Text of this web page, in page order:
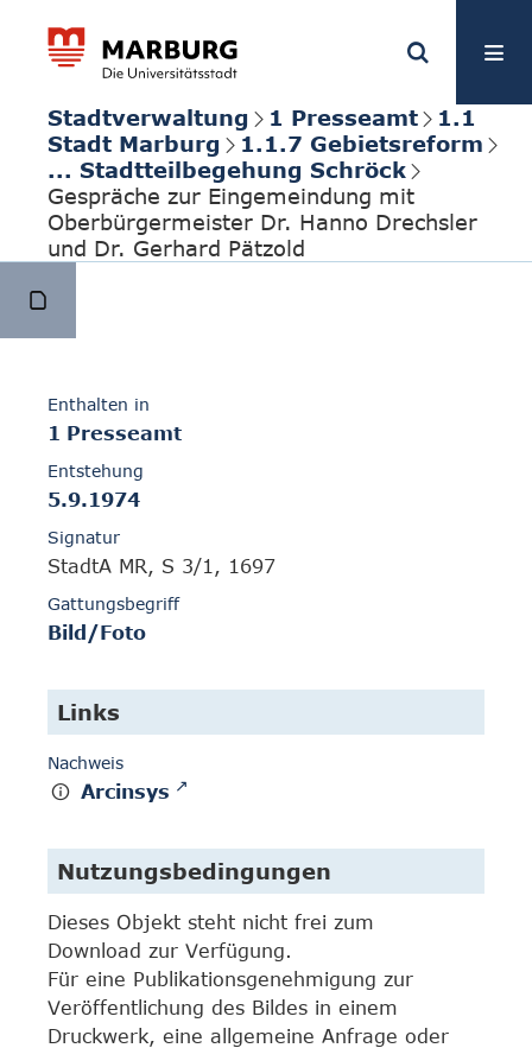
Stadtverwaltung 1 Presseamt
1.1
Stadt Marburg
1.1.7 Gebietsreform
... Stadtteilbegehung Schröck
Gespräche zur Eingemeindung mit
Oberbürgermeister Dr. Hanno Drechsler
und Dr. Gerhard Pätzold
Enthalten in
1 Presseamt
Entstehung
5.9.1974
Signatur
StadtA MR, S 3/1, 1697
Gattungsbegriff
Bild/Foto
Links
Nachweis
Arcinsys
Nutzungsbedingungen
Dieses Objekt steht nicht frei zum
Download zur Verfügung.
Für eine Publikationsgenehmigung zur
Veröffentlichung des Bildes in einem
Druckwerk, eine allgemeine Anfrage oder